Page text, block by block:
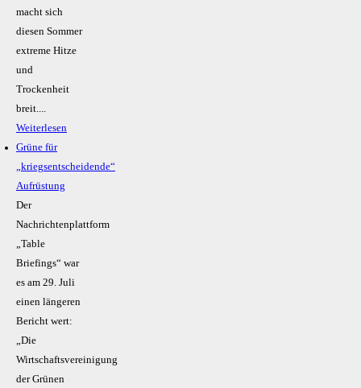
macht sich
diesen Sommer
extreme Hitze
und
Trockenheit
breit....
Weiterlesen
Grüne für
„kriegsentscheidende“
Aufrüstung
Der
Nachrichtenplattform
„Table
Briefings“ war
es am 29. Juli
einen längeren
Bericht wert:
„Die
Wirtschaftsvereinigung
der Grünen